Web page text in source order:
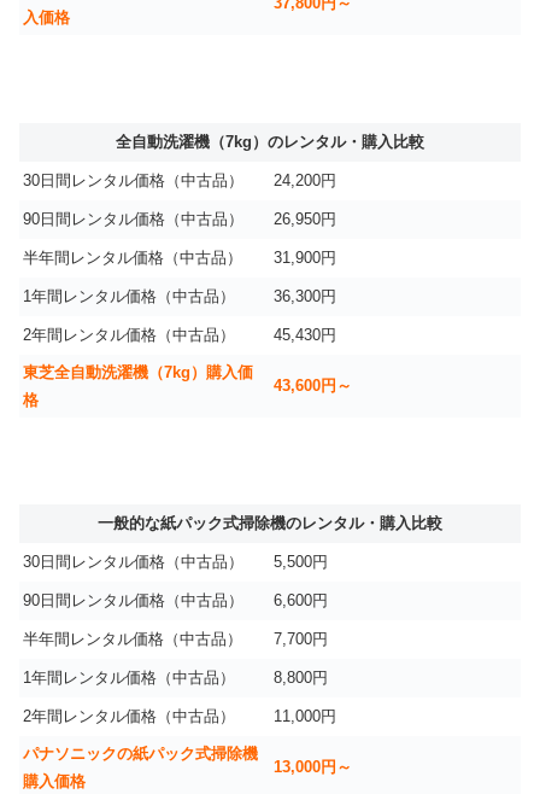
入価格
全自動洗濯機（7kg）のレンタル・購入比較
30日間レンタル価格（中古品） 24,200円
90日間レンタル価格（中古品） 26,950円
半年間レンタル価格（中古品） 31,900円
1年間レンタル価格（中古品） 36,300円
2年間レンタル価格（中古品） 45,430円
東芝全自動洗濯機（7kg）購入価
格
43,600円～
一般的な紙パック式掃除機のレンタル・購入比較
30日間レンタル価格（中古品） 5,500円
90日間レンタル価格（中古品） 6,600円
半年間レンタル価格（中古品） 7,700円
1年間レンタル価格（中古品） 8,800円
2年間レンタル価格（中古品） 11,000円
パナソニックの紙パック式掃除機
購入価格
13,000円～